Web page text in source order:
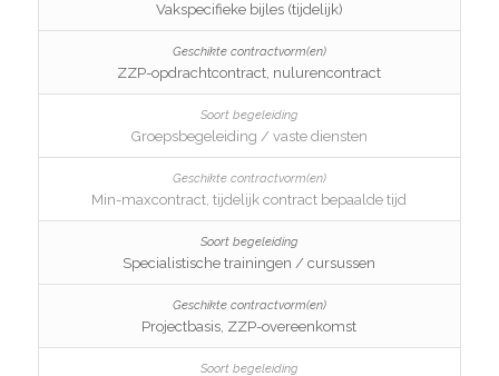
Vakspecifieke bijles (tijdelijk)
ZZP-opdrachtcontract, nulurencontract
Groepsbegeleiding / vaste diensten
Min-maxcontract, tijdelijk contract bepaalde tijd
Specialistische trainingen / cursussen
Projectbasis, ZZP-overeenkomst